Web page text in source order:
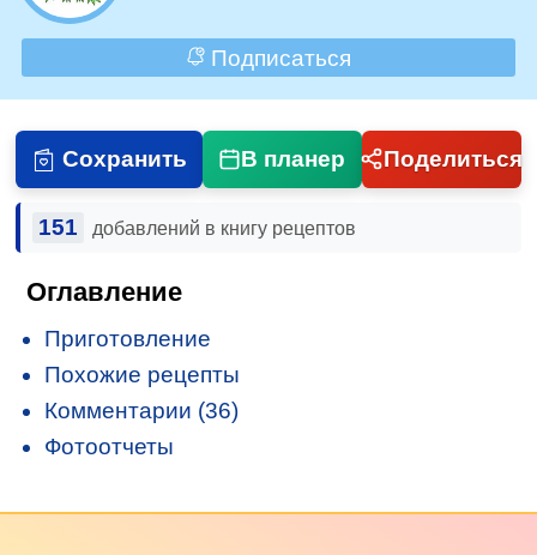
Подписаться
Сохранить В планер Поделиться
151 добавлений в книгу рецептов
Оглавление
Приготовление
Похожие рецепты
Комментарии (36)
Фотоотчеты